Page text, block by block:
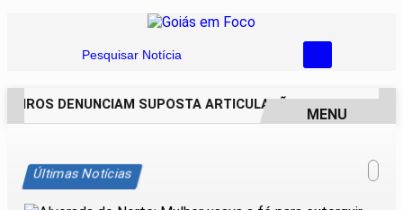
Pesquisar Notícia
DENUNCIAM SUPOSTA ARTICULAÇÃO PARA
MENU
Últimas Notícias